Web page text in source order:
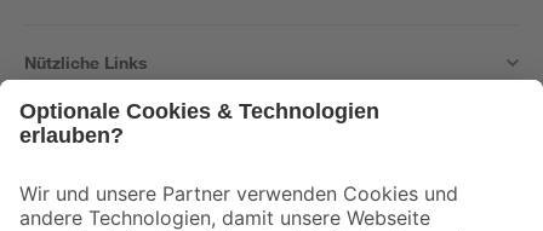
Nützliche Links
Der toom Newsletter: Keine Angebote und Aktionen mehr verpassen!